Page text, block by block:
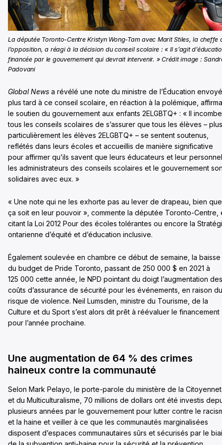
La députée Toronto-Centre Kristyn Wong-Tam avec Marit Stiles, la cheffe
l’opposition, a réagi à la décision du conseil scolaire : « Il s’agit
financée par le gouvernement qui devrait intervenir. » Crédit image :
Padovani
Global News a révélé une note du ministre de l’Éducation
plus tard à ce conseil scolaire, en réaction à la polémique,
le soutien du gouvernement aux enfants 2ELGBTQ+ : « Il
tous les conseils scolaires de s’assurer que tous les élèves – plus
particulièrement les élèves 2ELGBTQ+ – se sentent soutenus,
reflétés dans leurs écoles et accueillis de manière significative
pour affirmer qu’ils savent que leurs éducateurs et leur
les administrateurs des conseils scolaires et le gouvernement
solidaires avec eux. »
« Une note qui ne les exhorte pas au lever de drapeau, bien que
ça soit en leur pouvoir », commente la députée Toronto-Centre,
citant la Loi 2012 Pour des écoles tolérantes ou encore la
ontarienne d’équité et d’éducation inclusive.
Également soulevée en chambre ce début de semaine, la baisse
du budget de Pride Toronto, passant de 250 000 $ en 2021 à
125 000 cette année, le NPD pointant du doigt l’augmentation des
coûts d’assurance de sécurité pour les événements, en raison du
risque de violence. Neil Lumsden, ministre du Tourisme, de la
Culture et du Sport s’est alors dit prêt à réévaluer le financement
pour l’année prochaine.
Une augmentation de 64 % des crimes
haineux contre la communauté
Selon Mark Pelayo, le porte-parole du ministère de la
et du Multiculturalisme, 70 millions de dollars ont été investis
plusieurs années par le gouvernement pour lutter contre le
et la haine et veiller à ce que les communautés marginalisées
disposent d’espaces communautaires sûrs et sécurisés par le